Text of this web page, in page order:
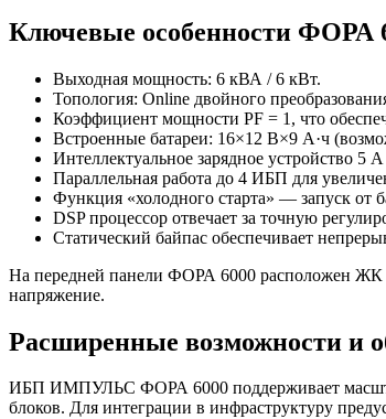
Ключевые особенности ФОРА
Выходная мощность: 6 кВА / 6 кВт.
Топология: Online двойного
Коэффициент мощности PF = 1, что
Встроенные батареи: 16×12 В×9 А·ч
Интеллектуальное зарядное устройство 5
Параллельная работа до 4 ИБП для
Функция «холодного старта» — запуск от
DSP процессор отвечает за точную
Статический байпас обеспечивает
На передней панели ФОРА 6000 расположен ЖК
напряжение.
Расширенные возможности и
ИБП ИМПУЛЬС ФОРА 6000 поддерживает
блоков. Для интеграции в инфраструктуру